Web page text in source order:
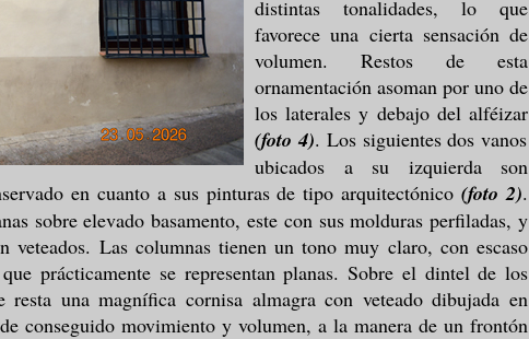
distintas tonalidades, lo que
favorece una cierta sensación de
volumen. Restos de esta
ornamentación asoman por uno de
los laterales y debajo del alféizar
(foto 4). Los siguientes dos vanos
ubicados a su izquierda son
en cuanto a sus pinturas de tipo arquitectónico (foto 2).
sobre elevado basamento, este con sus molduras perfiladas, y
Las columnas tienen un tono muy claro, con escaso
prácticamente se representan planas. Sobre el dintel de los
una magnífica cornisa almagra con veteado dibujada en
conseguido movimiento y volumen, a la manera de un frontón